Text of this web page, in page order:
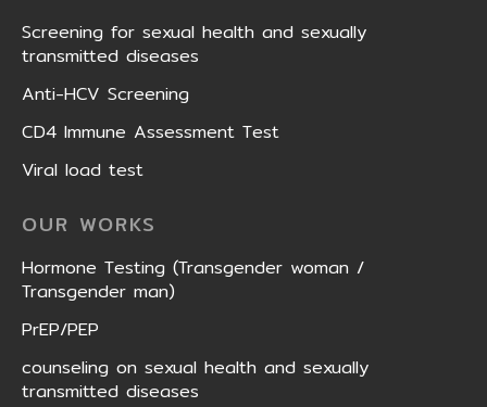
Screening for sexual health and sexually
transmitted diseases
Anti-HCV Screening
CD4 Immune Assessment Test
Viral load test
OUR WORKS
Hormone Testing (Transgender woman /
Transgender man)
PrEP/PEP
counseling on sexual health and sexually
transmitted diseases